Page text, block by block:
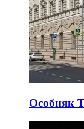
Особняк